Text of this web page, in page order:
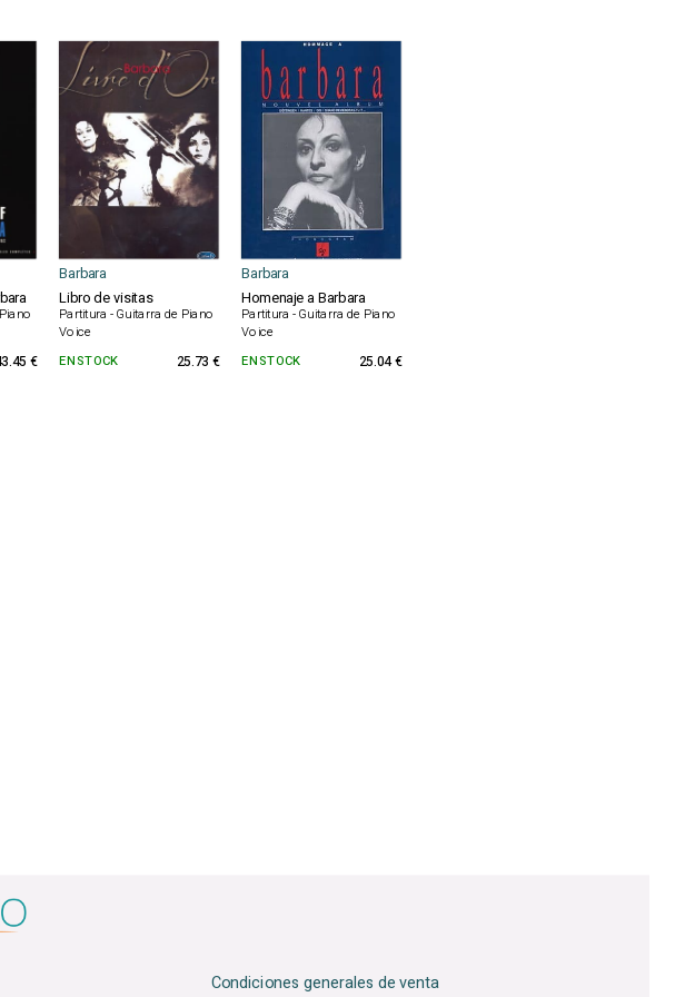
Barbara Barbara
Libro de visitas
Partitura - Guitarra de Piano
Voice
Homenaje a Barbara
Partitura - Guitarra de Piano
Voice
€ EN STOCK 25.73 € EN STOCK 25.04 €
Condiciones generales de venta